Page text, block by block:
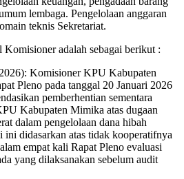
lembaga. Pengelolaan anggaran
teknis Sekretariat.
adalah sebagai berikut :
Komisioner KPU Kabupaten
Pleno pada tanggal 20 Januari 2026
pemberhentian sementara
Kabupaten Mimika atas dugaan
dalam pengelolaan dana hibah
ini didasarkan atas tidak kooperatifnya
empat kali Rapat Pleno evaluasi
yang dilaksanakan sebelum audit